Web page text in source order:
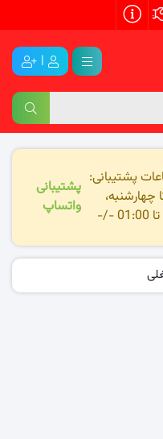
|
پشتیبانی:
چهارشنبه،
پشتیبانی
واتساپ